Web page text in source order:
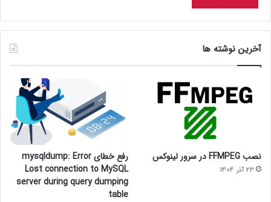
آخرین نوشته ها
نصب FFMPEG در سرور لینوکس
23 آذر 1404
رفع خطای mysqldump: Error
Lost connection to MySQL
server during query dumping
table